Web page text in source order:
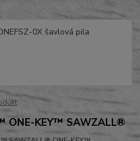
ONE-KEY™ SAWZALL®